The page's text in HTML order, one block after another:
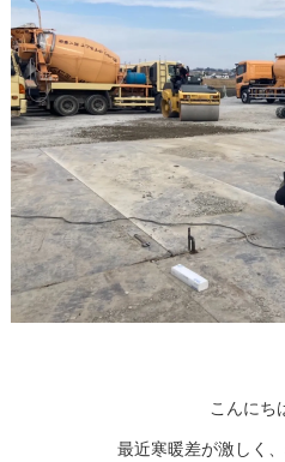
こんにち
最近寒暖差が激しく